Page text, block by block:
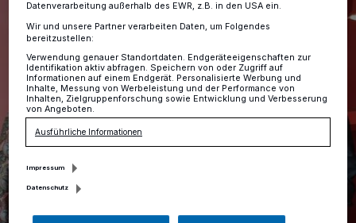
Datenverarbeitung außerhalb des EWR, z.B. in den USA ein.
Wir und unsere Partner verarbeiten Daten, um Folgendes
bereitzustellen:
Verwendung genauer Standortdaten. Endgeräteeigenschaften zur
Identifikation aktiv abfragen. Speichern von oder Zugriff auf
Informationen auf einem Endgerät. Personalisierte Werbung und
Inhalte, Messung von Werbeleistung und der Performance von
Inhalten, Zielgruppenforschung sowie Entwicklung und Verbesserung
von Angeboten.
Ausführliche Informationen
Impressum
Datenschutz